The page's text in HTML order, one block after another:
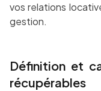
vos relations
gestion.
Définition et
récupérables